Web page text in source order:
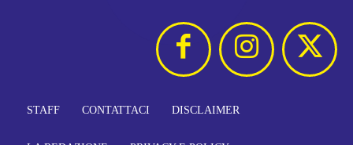
STAFF CONTATTACI DISCLAIMER